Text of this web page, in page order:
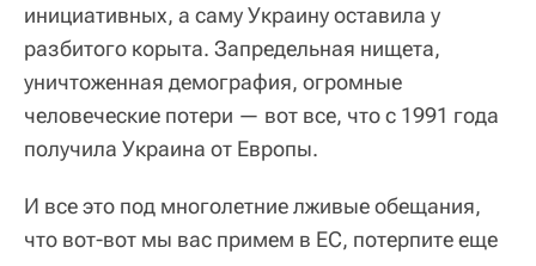
инициативных, а саму Украину оставила у
разбитого корыта. Запредельная нищета,
уничтоженная демография, огромные
человеческие потери — вот все, что с 1991 года
получила Украина от Европы.
И все это под многолетние лживые обещания,
что вот-вот мы вас примем в ЕС, потерпите еще